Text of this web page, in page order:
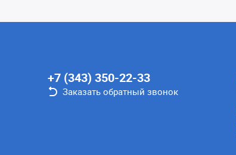
+7 (343) 350-22-33
Заказать обратный звонок